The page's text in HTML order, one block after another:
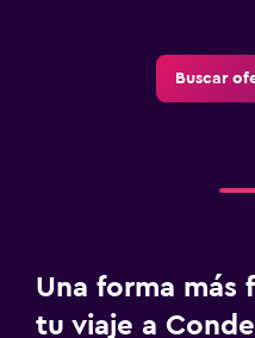
Buscar
Una forma más
tu viaje a